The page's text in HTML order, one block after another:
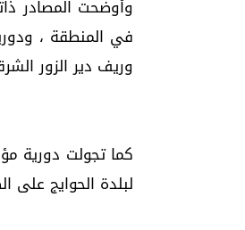
وريف دير الزور
لبلدة الحوايج على